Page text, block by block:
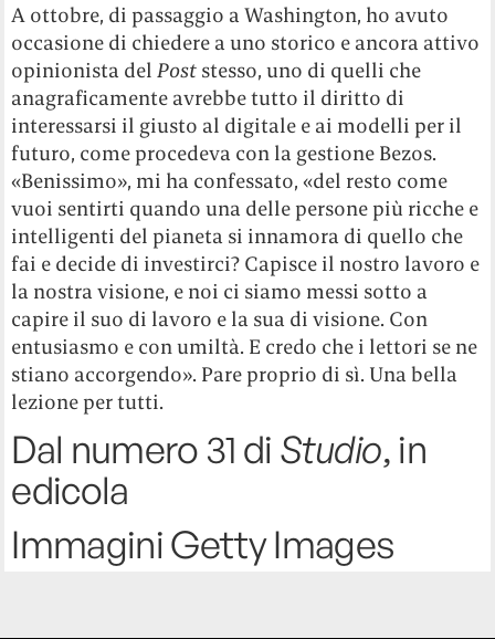
A ottobre, di passaggio a Washington, ho avuto
occasione di chiedere a uno storico e ancora attivo
opinionista delPost stesso, uno di quelli che
anagraficamente avrebbe tutto il diritto di
interessarsi il giusto al digitale e ai modelli per il
futuro, come procedeva con la gestione Bezos.
«Benissimo», mi ha confessato, «del resto come
vuoi sentirti quando una delle persone più ricche e
intelligenti del pianeta si innamora di quello che
fai e decide di investirci? Capisce il nostro lavoro e
la nostra visione, e noi ci siamo messi sotto a
capire il suo di lavoro e la sua di visione. Con
entusiasmo e con umiltà. E credo che i lettori se ne
stiano accorgendo». Pare proprio di sì. Una bella
lezione per tutti.
Dal numero 31 di Studio, in
edicola
Immagini Getty Images